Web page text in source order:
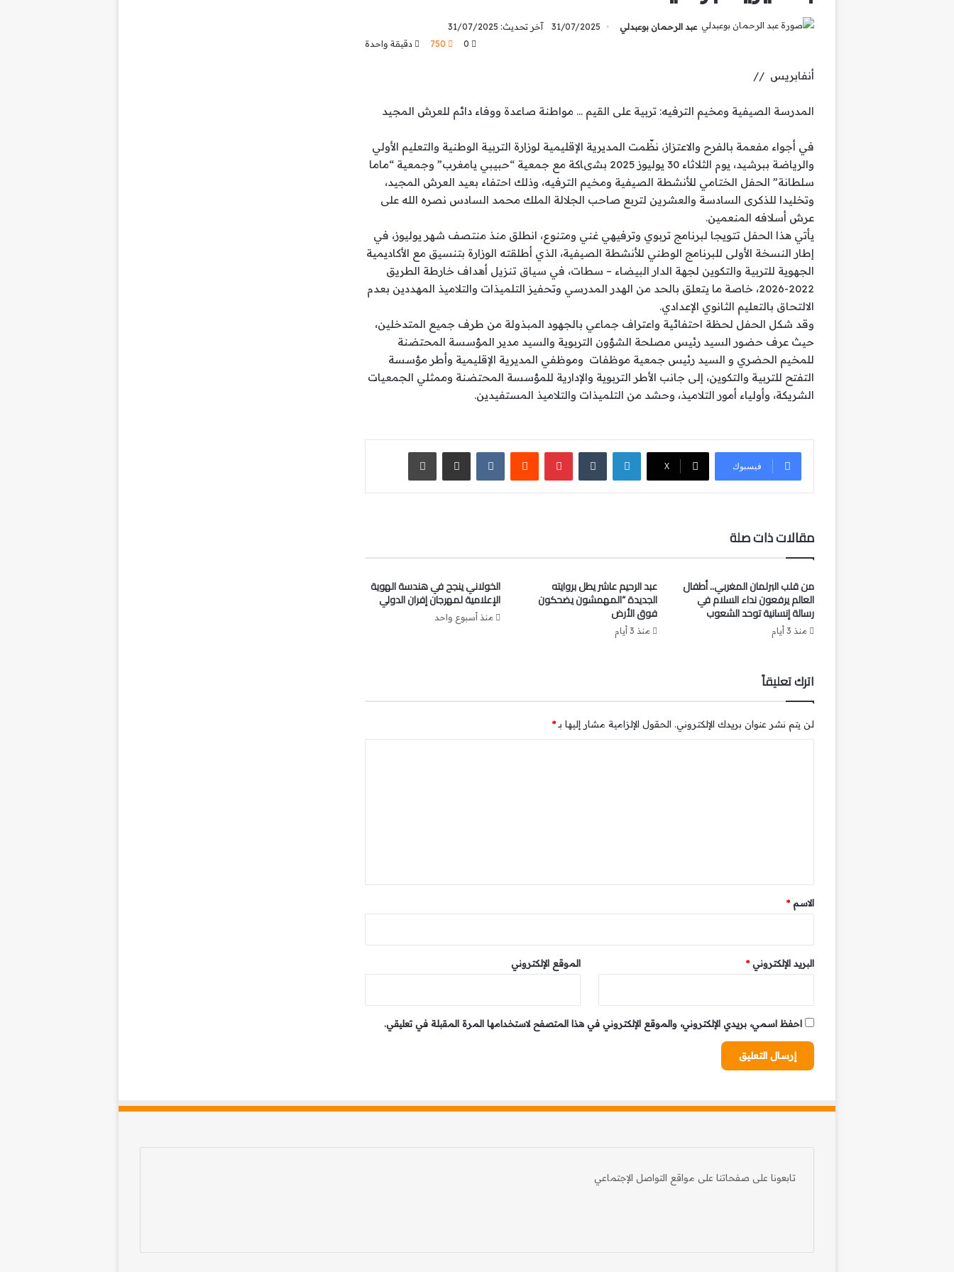
عبد الرحمان بوعبدلي 31/07/2025
آخر تحديث: 31/07/2025
0
750 دقيقة واحدة
أنفابريس //
المدرسة الصيفية ومخيم الترفيه: تربية على القيم … مواطنة صاعدة ووفاء دائم للعرش المجيد
في أجواء مفعمة بالفرح والاعتزاز، نظّمت المديرية الإقليمية لوزارة التربية الوطنية والتعليم الأولي
والرياضة ببرشيد، يوم الثلاثاء 30 يوليوز 2025 بشىاكة مع جمعية “حبيبي يامغرب” وجمعية “ماما
سلطانة” الحفل الختامي للأنشطة الصيفية ومخيم الترفيه، وذلك احتفاء بعيد العرش المجيد،
وتخليدا للذكرى السادسة والعشرين لتربع صاحب الجلالة الملك محمد السادس نصره الله على
عرش أسلافه المنعمين.
يأتي هذا الحفل تتويجا لبرنامج تربوي وترفيهي غني ومتنوع، انطلق منذ منتصف شهر يوليوز، في
إطار النسخة الأولى للبرنامج الوطني للأنشطة الصيفية، الذي أطلقته الوزارة بتنسيق مع الأكاديمية
الجهوية للتربية والتكوين لجهة الدار البيضاء – سطات، في سياق تنزيل أهداف خارطة الطريق
2022-2026، خاصة ما يتعلق بالحد من الهدر المدرسي وتحفيز التلميذات والتلاميذ المهددين بعدم
الالتحاق بالتعليم الثانوي الإعدادي.
وقد شكل الحفل لحظة احتفائية واعتراف جماعي بالجهود المبذولة من طرف جميع المتدخلين،
حيث عرف حضور السيد رئيس مصلحة الشؤون التربوية والسيد مدير المؤسسة المحتضنة
للمخيم الحضري و السيد رئيس جمعية موظفات وموظفي المديرية الإقليمية وأطر مؤسسة
التفتح للتربية والتكوين، إلى جانب الأطر التربوية والإدارية للمؤسسة المحتضنة وممثلي الجمعيات
الشريكة، وأولياء أمور التلاميذ، وحشد من التلميذات والتلاميذ المستفيدين.
فيسبوك ‫X
لينكدإن بينتيريست
مقالات ذات صلة
من قلب البرلمان المغربي.. أطفال
العالم يرفعون نداء السلام في
رسالة إنسانية توحد الشعوب
منذ 3 أيام
عبد الرحيم عاشر يطل بروايته
الجديدة “المهمشون يضحكون
فوق الأرض
منذ 3 أيام
الخولاني ينجح في هندسة الهوية
الإعلامية لمهرجان إفران الدولي
منذ أسبوع واحد
اترك تعليقاً
لن يتم نشر عنوان بريدك الإلكتروني. الحقول الإلزامية مشار إليها بـ*
*
الاسم*
البريد الإلكتروني* الموقع الإلكتروني
احفظ اسمي، بريدي الإلكتروني، والموقع الإلكتروني في هذا المتصفح لاستخدامها المرة المقبلة في تعليقي.
تابعونا على صفحاتنا على مواقع التواصل الإجتماعي